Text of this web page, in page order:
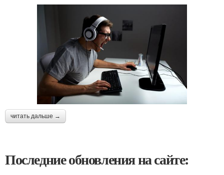
читать дальше →
Последние обновления на сайте: